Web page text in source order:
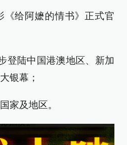
《给阿嬷的情书》正式官
登陆中国港澳地区、新加
银幕；
家及地区。